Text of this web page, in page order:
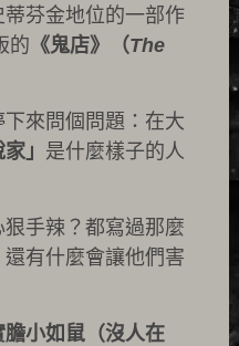
芬金地位的一部作
的 《鬼店》（The
下來問個問題：在大
」 是什麼樣子的人
手辣？都寫過那麼
有什麼會讓他們害
小如鼠（沒人在